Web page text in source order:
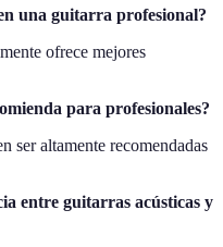
una guitarra profesional?
ofrece mejores
para profesionales?
ser altamente recomendadas
entre guitarras acústicas y